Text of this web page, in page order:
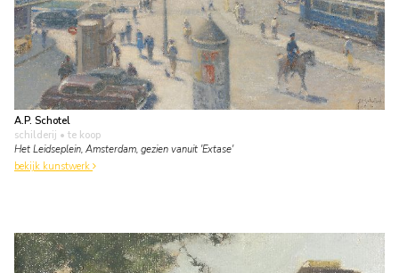
A.P. Schotel
schilderij • te koop
Het Leidseplein, Amsterdam, gezien vanuit 'Extase'
bekijk kunstwerk